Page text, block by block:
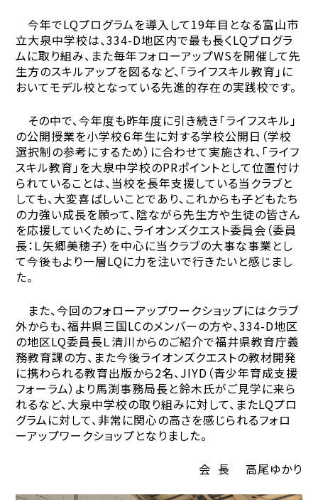
今年でLQプログラムを導入して19年目となる富山市
立大泉中学校は、334-D地区内で最も長くLQプログラ
ムに取り組み、また毎年フォローアップWSを開催して先
生方のスキルアップを図るなど、「ライフスキル教育」に
おいてモデル校となっている先進的存在の実践校です。
その中で、今年度も昨年度に引き続き「ライフスキル」
の公開授業を小学校６年生に対する学校公開日（学校
選択制の参考にするため）に合わせて実施され、「ライフ
スキル教育」を大泉中学校のPRポイントとして位置付け
られていることは、当校を長年支援している当クラブと
しても、大変喜ばしいことであり、これからも子どもたち
の力強い成長を願って、陰ながら先生方や生徒の皆さん
を応援していくために、ライオンズクエスト委員会（委員
長：Ｌ矢郷美穂子）を中心に当クラブの大事な事業とし
て今後もより一層LQに力を注いで行きたいと感じまし
た。
また、今回のフォローアップワークショップにはクラブ
外からも、福井県三国LCのメンバーの方や、334-D地区
の地区LQ委員長Ｌ清川からのご紹介で福井県教育庁義
務教育課の方、また今後ライオンズクエストの教材開発
に携わられる教育出版から2名、JIYD（青少年育成支援
フォーラム）より馬渕事務局長と鈴木氏がご見学に来ら
れるなど、大泉中学校の取り組みに対して、またLQプロ
グラムに対して、非常に関心の高さを感じられるフォロ
ーアップワークショップとなりました。
会 長 高尾ゆかり